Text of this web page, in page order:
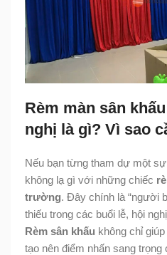
Rèm màn sân
nghị là gì? Vì sao
Nếu bạn từng tham dự một
không lạ gì với những chiếc
trường. Đây chính là “người
thiếu trong các buổi lễ, hội
Rèm sân khấu không chỉ
tạo nên điểm nhấn sang trọng